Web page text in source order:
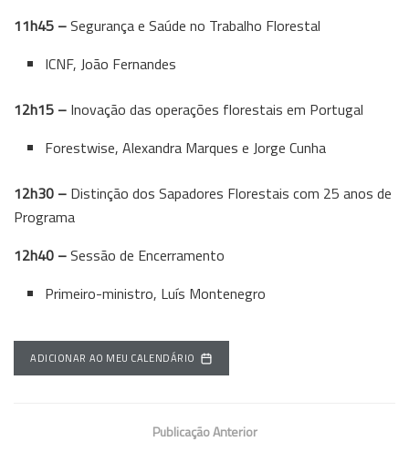
11h45 –Segurança e Saúde no Trabalho Florestal
ICNF, João Fernandes
12h15 – Inovação das operações florestais em Portugal
Forestwise, Alexandra Marques e Jorge Cunha
12h30 – Distinção dos Sapadores Florestais com 25 anos de
Programa
12h40 –Sessão de Encerramento
Primeiro-ministro, Luís Montenegro
ADICIONAR AO MEU CALENDÁRIO
Publicação Anterior